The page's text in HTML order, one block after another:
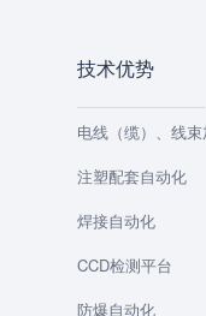
技术优势
电线（缆）、线
注塑配套自动化
焊接自动化
CCD检测平台
防爆自动化